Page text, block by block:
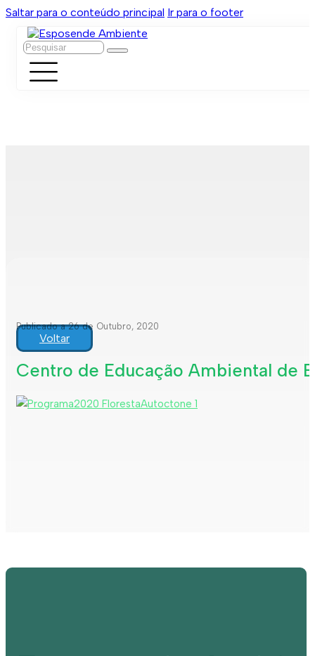
Saltar para o conteúdo principal Ir para o footer
Pesquisar
Publicado a 26 de Outubro, 2020
Voltar
Centro de Educação Ambiental de